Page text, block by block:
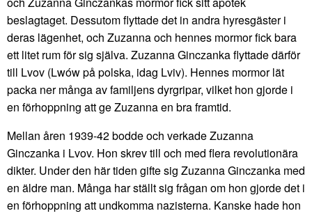
beslagtaget. Dessutom flyttade det in andra hyresgäster i
deras lägenhet, och Zuzanna och hennes mormor fick bara
ett litet rum för sig själva. Zuzanna Ginczanka flyttade därför
till Lvov (Lwów på polska, idag Lviv). Hennes mormor lät
packa ner många av familjens dyrgripar, vilket hon gjorde i
en förhoppning att ge Zuzanna en bra framtid.
Mellan åren 1939-42 bodde och verkade Zuzanna
Ginczanka i Lvov. Hon skrev till och med flera revolutionära
dikter. Under den här tiden gifte sig Zuzanna Ginczanka med
en äldre man. Många har ställt sig frågan om hon gjorde det i
en förhoppning att undkomma nazisterna. Kanske hade hon